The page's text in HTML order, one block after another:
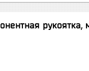
рукоятка,